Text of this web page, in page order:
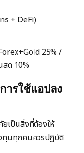
+ DeFi)
25% /
ด 10%
ารใช้แอปลง
เป็นสิ่งที่ต้องให้
ทุนทุกคนควรปฏิบัติ